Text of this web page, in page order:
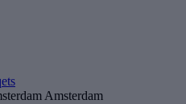
Amsterdam